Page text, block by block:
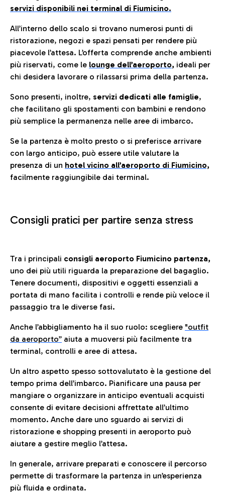
servizi disponibili nei terminal di Fiumicino.
All’interno dello scalo si trovano numerosi punti di
ristorazione, negozi e spazi pensati per rendere più
piacevole l’attesa. L’offerta comprende anche ambienti
più riservati, come le lounge dell’aeroporto, ideali per
chi desidera lavorare o rilassarsi prima della partenza.
Sono presenti, inoltre, servizi dedicati alle famiglie,
che facilitano gli spostamenti con bambini e rendono
più semplice la permanenza nelle aree di imbarco.
Se la partenza è molto presto o si preferisce arrivare
con largo anticipo, può essere utile valutare la
presenza di un hotel vicino all’aeroporto di Fiumicino,
facilmente raggiungibile dai terminal.
Consigli pratici per partire senza stress
Tra i principali consigli aeroporto Fiumicino partenza,
uno dei più utili riguarda la preparazione del bagaglio.
Tenere documenti, dispositivi e oggetti essenziali a
portata di mano facilita i controlli e rende più veloce il
passaggio tra le diverse fasi.
Anche l’abbigliamento ha il suo ruolo: scegliere "outfit
da aeroporto” aiuta a muoversi più facilmente tra
terminal, controlli e aree di attesa.
Un altro aspetto spesso sottovalutato è la gestione del
tempo prima dell’imbarco. Pianificare una pausa per
mangiare o organizzare in anticipo eventuali acquisti
consente di evitare decisioni affrettate all’ultimo
momento. Anche dare uno sguardo ai servizi di
ristorazione e shopping presenti in aeroporto può
aiutare a gestire meglio l’attesa.
In generale, arrivare preparati e conoscere il percorso
permette di trasformare la partenza in un’esperienza
più fluida e ordinata.